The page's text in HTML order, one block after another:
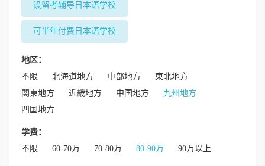
设留考辅导日本语学校
可半年付费日本语学校
地区：
不限
北海道地方 中部地方
東北地方
関東地方
近畿地方 中国地方
九州地方
四国地方
学费：
不限
60-70万 70-80万 80-90万 90万以上